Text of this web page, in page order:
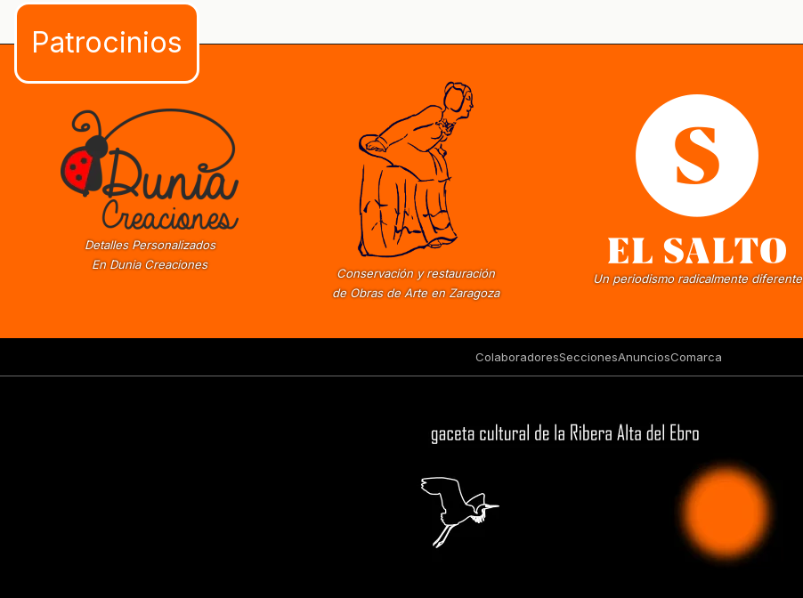
Detalles Personalizados
En Dunia Creaciones
Conservación y restauración
de Obras de Arte en Zaragoza
Un periodismo radicalmente diferente
ColaboradoresSeccionesAnunciosComarca